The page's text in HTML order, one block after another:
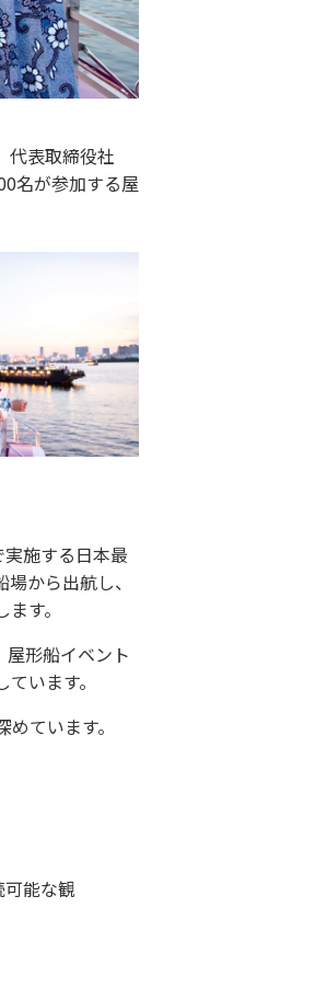
代表取締役社
名が参加する屋
施する日本最
から出航し、
す。
形船イベント
います。
ています。
能な観